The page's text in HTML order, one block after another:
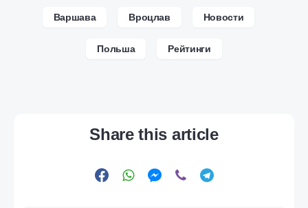
Варшава Вроцлав Новости
Польша Рейтинги
Share this article